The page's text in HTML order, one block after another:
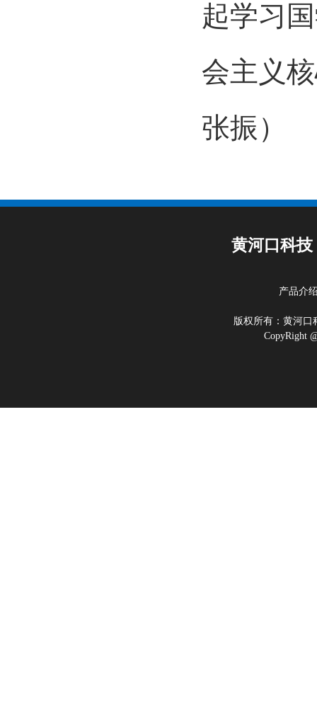
起学习
会主义
张振）
黄河口科
产品介
版权所有：黄河
CopyRight